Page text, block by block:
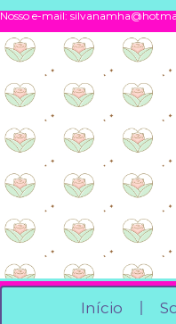
Nosso e-mail:
Início